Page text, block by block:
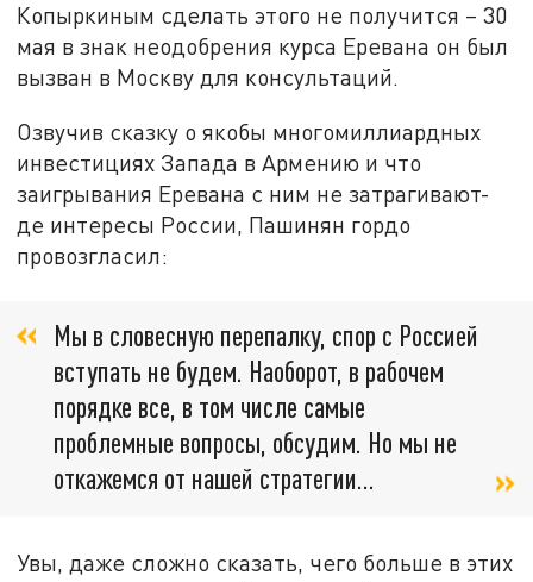
Копыркиным сделать этого не получится – 30
мая в знак неодобрения курса Еревана он был
вызван в Москву для консультаций.
Озвучив сказку о якобы многомиллиардных
инвестициях Запада в Армению и что
заигрывания Еревана с ним не затрагивают-
де интересы России, Пашинян гордо
провозгласил:
Мы в словесную перепалку, спор с Россией
вступать не будем. Наоборот, в рабочем
порядке все, в том числе самые
проблемные вопросы, обсудим. Но мы не
откажемся от нашей стратегии…
Увы, даже сложно сказать, чего больше в этих